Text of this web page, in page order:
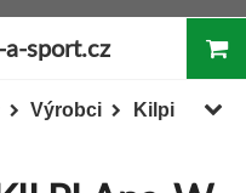
sport.cz
Kilpi
Výrobci